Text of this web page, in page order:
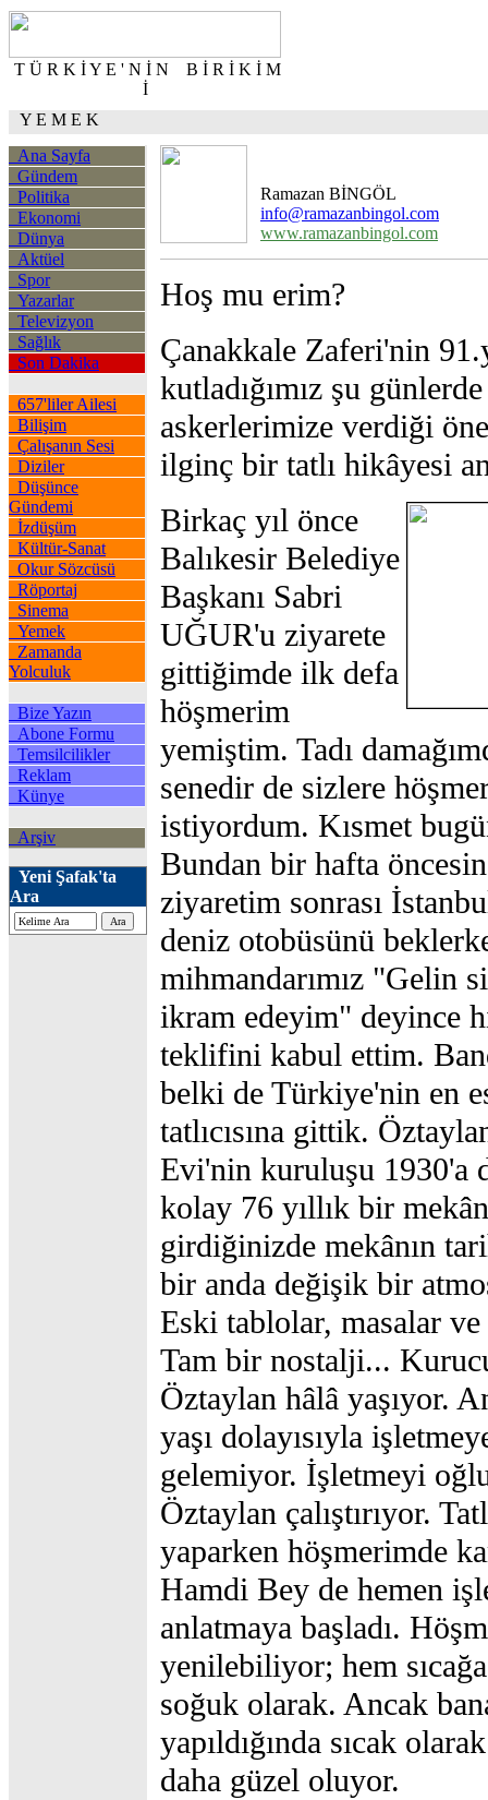
T Ü R K İ Y E ' N İ N B İ R İ K İ M
İ
Y E M E K
Ana Sayfa
Gündem
Politika
Ekonomi
Dünya
Aktüel
Spor
Yazarlar
Televizyon
Sağlık
Son Dakika
657'liler Ailesi
Bilişim
Çalışanın Sesi
Diziler
Düşünce
Gündemi
İzdüşüm
Kültür-Sanat
Okur Sözcüsü
Röportaj
Sinema
Yemek
Zamanda
Yolculuk
Bize Yazın
Abone Formu
Temsilcilikler
Reklam
Künye
Arşiv
Yeni Şafak'ta
Ara
Ramazan BİNGÖL
info@ramazanbingol.com
www.ramazanbingol.com
Hoş mu erim?
Çanakkale Zaferi'nin
kutladığımız şu günlerde
askerlerimize verdiği
ilginç bir tatlı hikâyesi
Birkaç yıl önce
Balıkesir Belediye
Başkanı Sabri
UĞUR'u ziyarete
gittiğimde ilk defa
höşmerim
yemiştim. Tadı
senedir de sizlere
istiyordum. Kısmet
Bundan bir hafta
ziyaretim sonrası
deniz otobüsünü
mihmandarımız "Gelin
ikram edeyim" deyince
teklifini kabul ettim.
belki de Türkiye'nin en
tatlıcısına gittik.
Evi'nin kuruluşu 1930'a
kolay 76 yıllık bir
girdiğinizde mekânın
bir anda değişik bir
Eski tablolar, masalar
Tam bir nostalji...
Öztaylan hâlâ yaşıyor.
yaşı dolayısıyla
gelemiyor. İşletmeyi
Öztaylan çalıştırıyor.
yaparken höşmerimde
Hamdi Bey de hemen
anlatmaya başladı.
yenilebiliyor; hem
soğuk olarak. Ancak
yapıldığında sıcak
daha güzel oluyor.